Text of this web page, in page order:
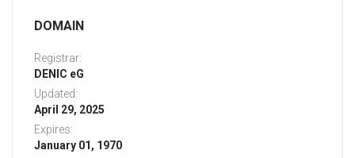
DOMAIN
Registrar:
DENIC eG
Updated:
April 29, 2025
Expires:
January 01, 1970